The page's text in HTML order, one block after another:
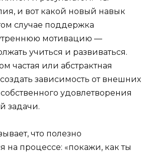
и вот какой новый навык
случае поддержка
мотивацию —
учиться и развиваться.
частая или абстрактная
зависимость от внешних
удовлетворения
задачи.
что полезно
на процессе: «покажи, как ты